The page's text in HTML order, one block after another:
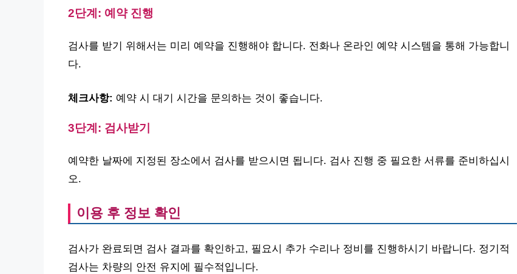
2단계: 예약 진행
검사를 받기 위해서는 미리 예약을 진행해야 합니다. 전화나 온라인 예약 시스템을 통해 가능합니
다.
체크사항: 예약 시 대기 시간을 문의하는 것이 좋습니다.
3단계: 검사받기
예약한 날짜에 지정된 장소에서 검사를 받으시면 됩니다. 검사 진행 중 필요한 서류를 준비하십시
오.
이용 후 정보 확인
검사가 완료되면 검사 결과를 확인하고, 필요시 추가 수리나 정비를 진행하시기 바랍니다. 정기적
검사는 차량의 안전 유지에 필수적입니다.